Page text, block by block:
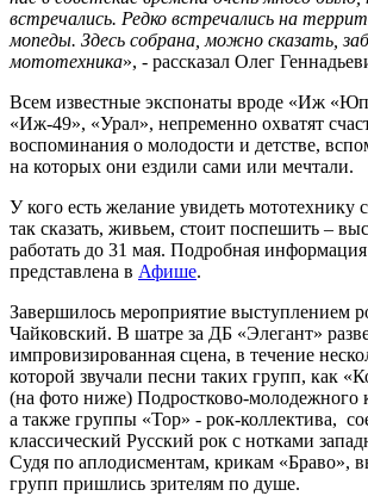
встречались. Редко встречались на
мопеды. Здесь собрана, можно сказать,
мототехника», - рассказал Олег
Всем известные экспонаты вроде «Иж
«Иж-49», «Урал», непременно охватят
воспоминания о молодости и детстве,
на которых они ездили сами или мечтали.
У кого есть желание увидеть мототехнику
так сказать, живьем, стоит поспешить –
работать до 31 мая. Подробная
представлена в Афише.
Завершилось мероприятие выступлением
Чайковский. В шатре за ДБ «Элегант»
импровизированная сцена, в течение
которой звучали песни таких групп, как
(на фото ниже) Подростково-молодежного
а также группы «Тор» - рок-коллектива,
классический Русский рок с нотками
Судя по аплодисментам, крикам «Браво»,
групп пришлись зрителям по душе.